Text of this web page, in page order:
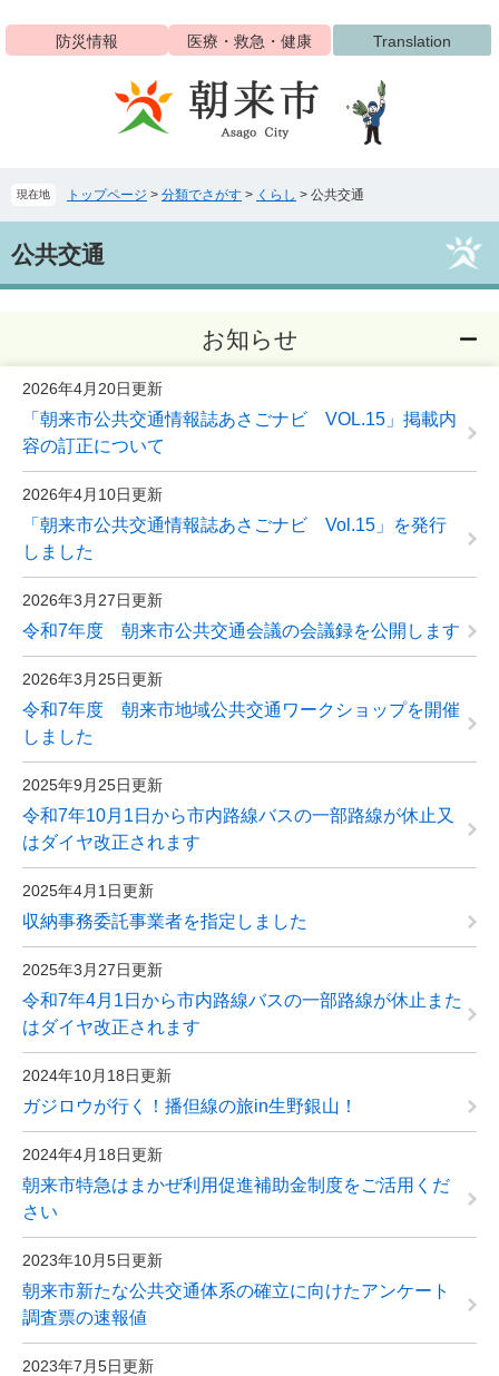
ジ
ュ
本
へ
防災情報 医療・救急・健康 Translation
現在地 トップページ > 分類でさがす > くらし > 公共交通
文公共交通
お知らせ
2026年4月20日更新
「朝来市公共交通情報誌あさごナビ VOL.15」掲載内
容の訂正について
2026年4月10日更新
「朝来市公共交通情報誌あさごナビ Vol.15」を発行
しました
2026年3月27日更新
令和7年度 朝来市公共交通会議の会議録を公開します
2026年3月25日更新
令和7年度 朝来市地域公共交通ワークショップを開催
しました
2025年9月25日更新
令和7年10月1日から市内路線バスの一部路線が休止又
はダイヤ改正されます
2025年4月1日更新
収納事務委託事業者を指定しました
2025年3月27日更新
令和7年4月1日から市内路線バスの一部路線が休止また
はダイヤ改正されます
2024年10月18日更新
ガジロウが行く！播但線の旅in生野銀山！
2024年4月18日更新
朝来市特急はまかぜ利用促進補助金制度をご活用くだ
さい
2023年10月5日更新
朝来市新たな公共交通体系の確立に向けたアンケート
調査票の速報値
2023年7月5日更新